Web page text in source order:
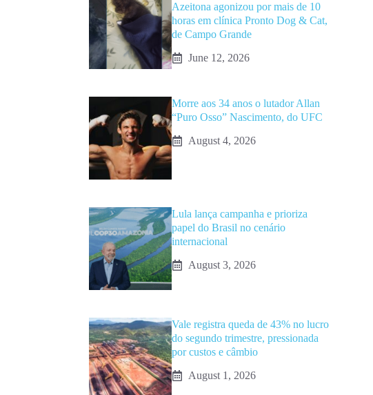
Azeitona agonizou por mais de 10
horas em clínica Pronto Dog & Cat,
de Campo Grande
June 12, 2026
Morre aos 34 anos o lutador Allan
“Puro Osso” Nascimento, do UFC
August 4, 2026
Lula lança campanha e prioriza
papel do Brasil no cenário
internacional
August 3, 2026
Vale registra queda de 43% no lucro
do segundo trimestre, pressionada
por custos e câmbio
August 1, 2026